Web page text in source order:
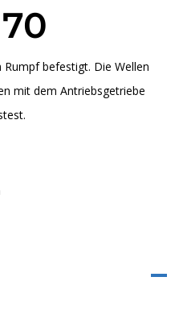
befestigt. Die Wellen
mit dem Antriebsgetriebe